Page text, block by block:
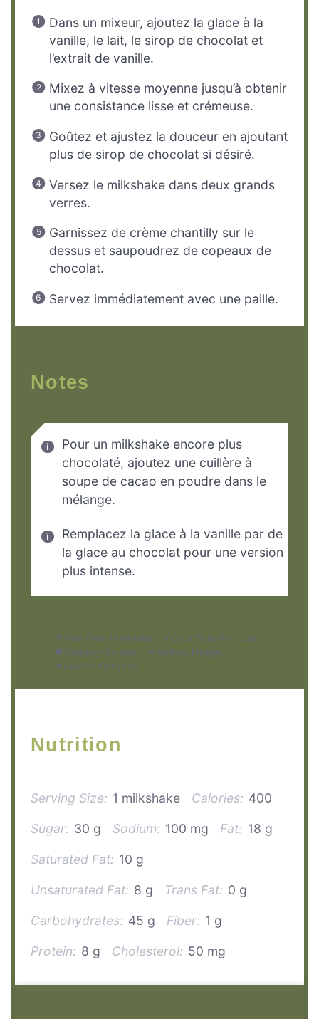
Dans un mixeur, ajoutez la glace à la
vanille, le lait, le sirop de chocolat et
l’extrait de vanille.
Mixez à vitesse moyenne jusqu’à obtenir
une consistance lisse et crémeuse.
Goûtez et ajustez la douceur en ajoutant
plus de sirop de chocolat si désiré.
Versez le milkshake dans deux grands
verres.
Garnissez de crème chantilly sur le
dessus et saupoudrez de copeaux de
chocolat.
Servez immédiatement avec une paille.
Notes
Pour un milkshake encore plus
chocolaté, ajoutez une cuillère à
soupe de cacao en poudre dans le
mélange.
Remplacez la glace à la vanille par de
la glace au chocolat pour une version
plus intense.
Prep Time: 10 minutes Cook Time: 0 minutes
Category: Boisson Method: Mixage
Cuisine: Française
Nutrition
Serving Size: 1 milkshake Calories: 400
Sugar: 30 g Sodium: 100 mg Fat: 18 g
Saturated Fat: 10 g
Unsaturated Fat: 8 g Trans Fat: 0 g
Carbohydrates: 45 g Fiber: 1 g
Protein: 8 g Cholesterol: 50 mg